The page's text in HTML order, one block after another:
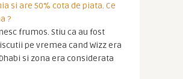
si are 50% cota de piata. Ce
?
frumos. Stiu ca au fost
pe vremea cand Wizz era
si zona era considerata